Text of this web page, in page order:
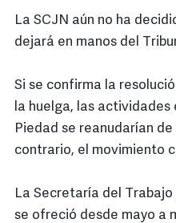
La SCJN aún no ha
dejará en manos del
Si se confirma la
la huelga, las
Piedad se reanudarían
contrario, el movimiento
La Secretaría del Trabajo
se ofreció desde mayo a